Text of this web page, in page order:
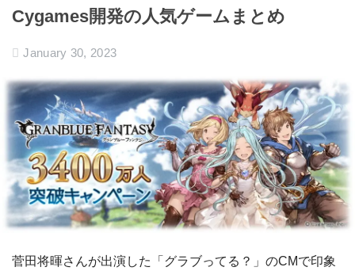
Cygames開発の人気ゲームまとめ
January 30, 2023
菅田将暉さんが出演した「グラブってる？」のCMで印象